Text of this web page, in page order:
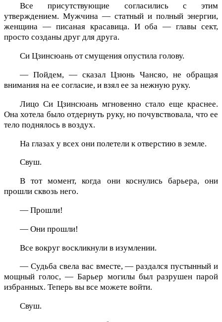
Все присутствующие согласились с этим
утверждением. Мужчина — статный и полный энергии,
женщина — писаная красавица. И оба — главы сект,
просто созданы друг для друга.
Си Цзинсюань от смущения опустила голову.
— Пойдем, — сказал Цзюнь Чансяо, не обращая
внимания на ее согласие, и взял ее за нежную руку.
Лицо Си Цзинсюань мгновенно стало еще краснее.
Она хотела было отдернуть руку, но почувствовала, что ее
тело поднялось в воздух.
На глазах у всех они полетели к отверстию в земле.
Свуш.
В тот момент, когда они коснулись барьера, они
прошли сквозь него.
— Прошли!
— Они прошли!
Все вокруг воскликнули в изумлении.
— Судьба свела вас вместе, — раздался пустынный и
мощный голос, — Барьер могилы был разрушен парой
избранных. Теперь вы все можете войти.
Свуш.